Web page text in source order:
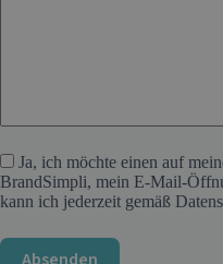
Ja, ich möchte einen auf
BrandSimpli, mein E-Mail-
kann ich jederzeit gemäß